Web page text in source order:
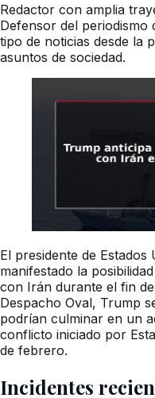
Redactor con amplia
Defensor del
tipo de noticias desde la
asuntos de sociedad.
El presidente de
manifestado la
con Irán durante el fin
Despacho Oval, Trump
podrían culminar en un
conflicto iniciado por
de febrero.
Incidentes